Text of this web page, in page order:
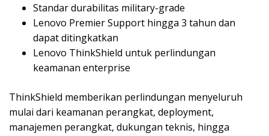
Standar durabilitas military-grade
Lenovo Premier Support hingga 3 tahun dan
dapat ditingkatkan
Lenovo ThinkShield untuk perlindungan
keamanan enterprise
ThinkShield memberikan perlindungan menyeluruh
mulai dari keamanan perangkat, deployment,
manajemen perangkat, dukungan teknis, hingga